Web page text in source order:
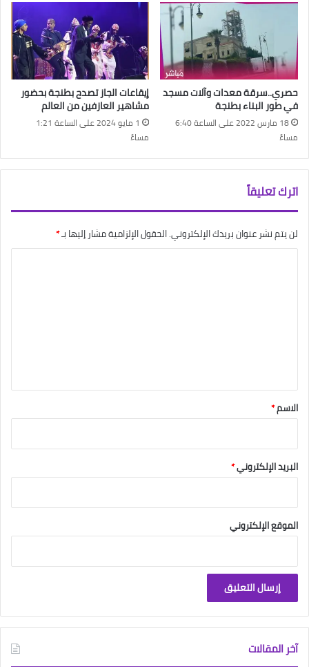
حصري..سرقة معدات وآلات مسجد
في طور البناء بطنجة
18 مارس 2022 على الساعة 6:40
مساءً
إيقاعات الجاز تصدح بطنجة بحضور
مشاهير العازفين من العالم
1 مايو 2024 على الساعة 1:21
مساءً
اترك تعليقاً
لن يتم نشر عنوان بريدك الإلكتروني.الحقول الإلزامية مشار إليها بـ*
*
الاسم*
البريد الإلكتروني*
الموقع الإلكتروني
آخر المقالات